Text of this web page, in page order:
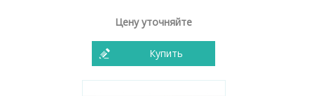
Цену уточняйте
Купить